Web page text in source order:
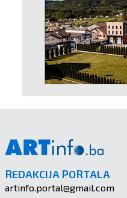
REDAKCIJA PORTALA
artinfo.portal@gmail.com